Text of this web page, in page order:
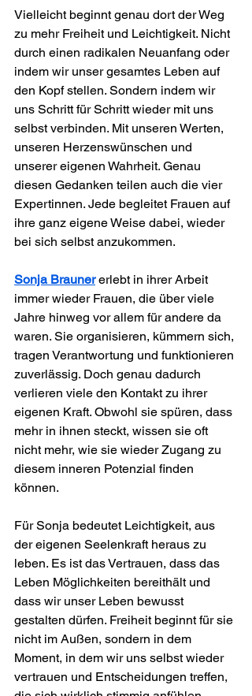
Vielleicht beginnt genau dort der Weg
zu mehr Freiheit und Leichtigkeit. Nicht
durch einen radikalen Neuanfang oder
indem wir unser gesamtes Leben auf
den Kopf stellen. Sondern indem wir
uns Schritt für Schritt wieder mit uns
selbst verbinden. Mit unseren Werten,
unseren Herzenswünschen und
unserer eigenen Wahrheit. Genau
diesen Gedanken teilen auch die vier
Expertinnen. Jede begleitet Frauen auf
ihre ganz eigene Weise dabei, wieder
bei sich selbst anzukommen.
Sonja Brauner erlebt in ihrer Arbeit
immer wieder Frauen, die über viele
Jahre hinweg vor allem für andere da
waren. Sie organisieren, kümmern sich,
tragen Verantwortung und funktionieren
zuverlässig. Doch genau dadurch
verlieren viele den Kontakt zu ihrer
eigenen Kraft. Obwohl sie spüren, dass
mehr in ihnen steckt, wissen sie oft
nicht mehr, wie sie wieder Zugang zu
diesem inneren Potenzial finden
können.
Für Sonja bedeutet Leichtigkeit, aus
der eigenen Seelenkraft heraus zu
leben. Es ist das Vertrauen, dass das
Leben Möglichkeiten bereithält und
dass wir unser Leben bewusst
gestalten dürfen. Freiheit beginnt für sie
nicht im Außen, sondern in dem
Moment, in dem wir uns selbst wieder
vertrauen und Entscheidungen treffen,